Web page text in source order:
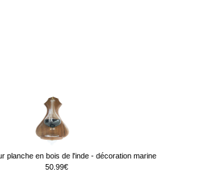
planche en bois de l'inde - décoration marine
50.99€